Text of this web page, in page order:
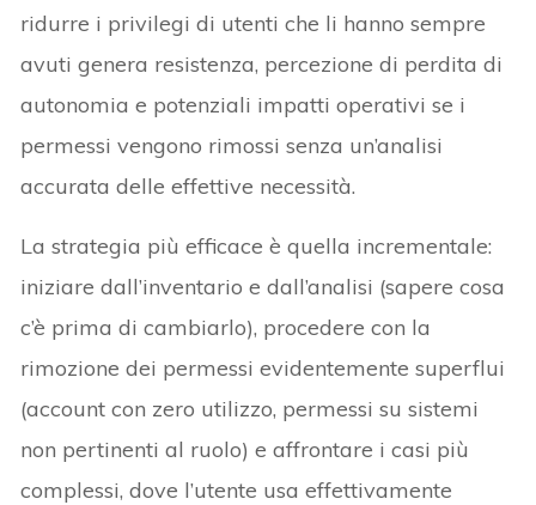
ridurre i privilegi di utenti che li hanno sempre
avuti genera resistenza, percezione di perdita di
autonomia e potenziali impatti operativi se i
permessi vengono rimossi senza un’analisi
accurata delle effettive necessità.
La strategia più efficace è quella incrementale:
iniziare dall’inventario e dall’analisi (sapere cosa
c’è prima di cambiarlo), procedere con la
rimozione dei permessi evidentemente superflui
(account con zero utilizzo, permessi su sistemi
non pertinenti al ruolo) e affrontare i casi più
complessi, dove l’utente usa effettivamente